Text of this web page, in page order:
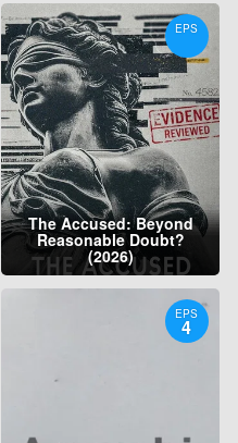
EPS
The Accused: Beyond
Reasonable Doubt?
(2026)
EPS
4